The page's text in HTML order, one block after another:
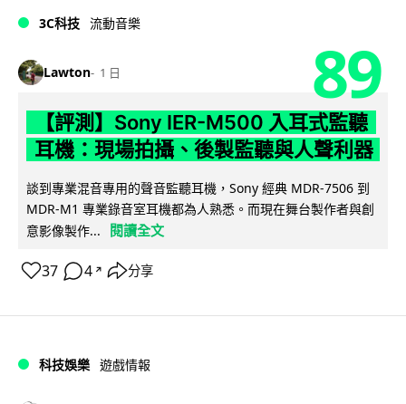
3C科技 流動音樂
Lawton 1 日 89
【評測】Sony IER-M500 入耳式監聽
耳機：現場拍攝、後製監聽與人聲利器
談到專業混音專用的聲音監聽耳機，Sony 經典 MDR-7506 到
MDR-M1 專業錄音室耳機都為人熟悉。而現在舞台製作者與創
意影像製作...
閱讀全文
37 4 ↗ 分享
科技娛樂 遊戲情報